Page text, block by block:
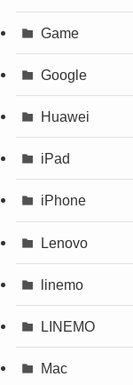
Game
Google
Huawei
iPad
iPhone
Lenovo
linemo
LINEMO
Mac